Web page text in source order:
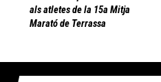
als atletes de la 15a Mitja
Marató de Terrassa